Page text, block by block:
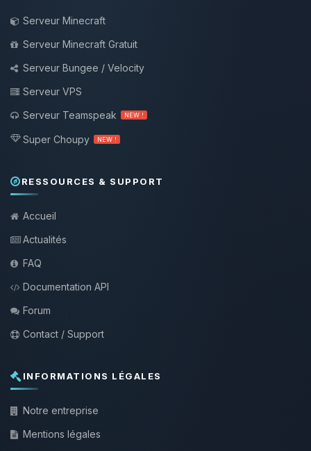
Serveur Minecraft
Serveur Minecraft Gratuit
Serveur Bungee / Velocity
Serveur VPS
Serveur Teamspeak
NEW !
Super Choupy NEW !
RESSOURCES & SUPPORT
Accueil
Actualités
FAQ
Documentation API
Forum
Contact / Support
INFORMATIONS LÉGALES
Notre entreprise
Mentions légales